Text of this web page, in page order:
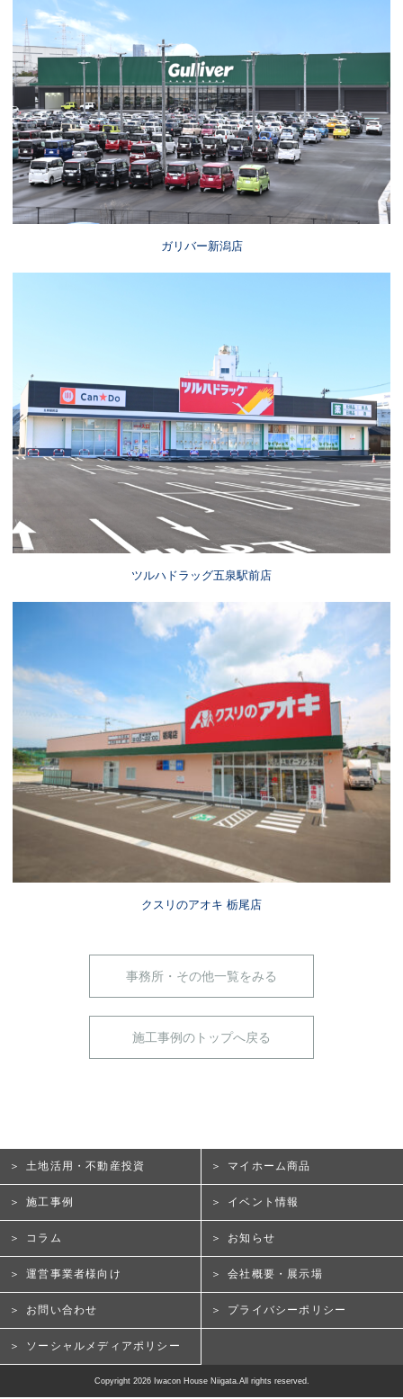
ガリバー新潟店
ツルハドラッグ五泉駅前店
クスリのアオキ 栃尾店
事務所・その他一覧をみる
施工事例のトップへ戻る
土地活用・不動産投資 マイホーム商品
施工事例 イベント情報
コラム お知らせ
運営事業者様向け 会社概要・展示場
お問い合わせ プライバシーポリシー
ソーシャルメディアポリシー
Copyright 2026 Iwacon House Niigata.All rights reserved.